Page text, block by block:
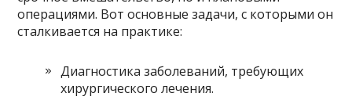
операциями. Вот основные задачи, с которыми он
сталкивается на практике:
Диагностика заболеваний, требующих
хирургического лечения.